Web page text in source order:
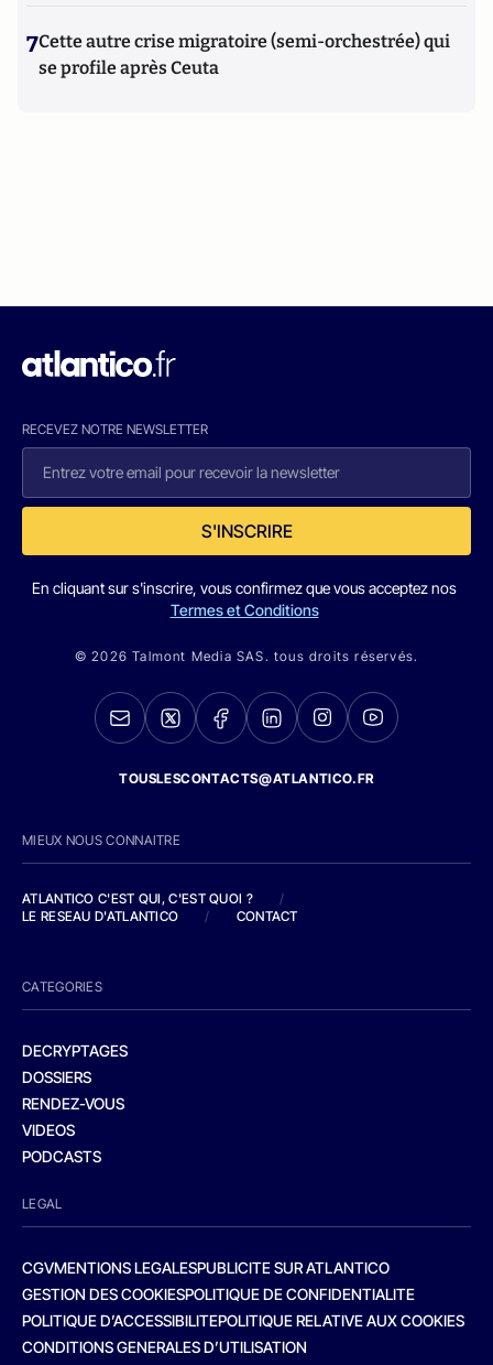
7Cette autre crise migratoire (semi-orchestrée) qui
se profile après Ceuta
RECEVEZ NOTRE NEWSLETTER
S'INSCRIRE
En cliquant sur s'inscrire, vous confirmez que vous acceptez nos
Termes et Conditions
© 2026 Talmont Media SAS. tous droits réservés.
TOUSLESCONTACTS@ATLANTICO.FR
MIEUX NOUS CONNAITRE
ATLANTICO C'EST QUI, C'EST QUOI ?
/
LE RESEAU D'ATLANTICO
/ CONTACT
CATEGORIES
DECRYPTAGES
DOSSIERS
RENDEZ-VOUS
VIDEOS
PODCASTS
LEGAL
CGVMENTIONS LEGALESPUBLICITE SUR ATLANTICO
GESTION DES COOKIESPOLITIQUE DE CONFIDENTIALITE
POLITIQUE D’ACCESSIBILITEPOLITIQUE RELATIVE AUX COOKIES
CONDITIONS GENERALES D’UTILISATION